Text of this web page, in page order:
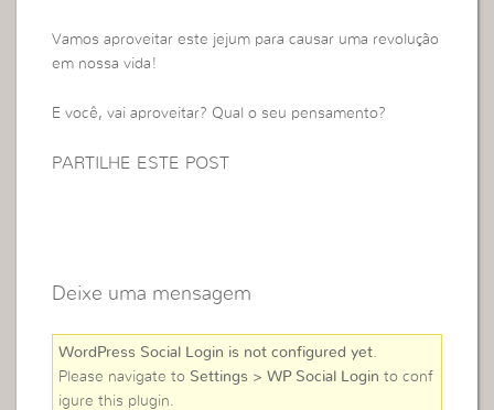
Vamos aproveitar este jejum para causar uma revolução
em nossa vida!
E você, vai aproveitar? Qual o seu pensamento?
PARTILHE ESTE POST
Deixe uma mensagem
WordPress Social Login is not configured yet.
Please navigate to Settings > WP Social Login to conf
igure this plugin.